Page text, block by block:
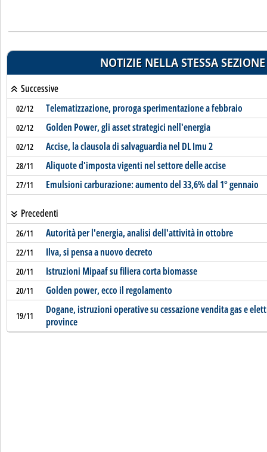
NOTIZIE NELLA STESSA SEZIONE
Successive
02/12 Telematizzazione, proroga sperimentazione a febbraio
02/12 Golden Power, gli asset strategici nell'energia
02/12 Accise, la clausola di salvaguardia nel DL Imu 2
28/11 Aliquote d'imposta vigenti nel settore delle accise
27/11 Emulsioni carburazione: aumento del 33,6% dal 1° gennaio
Precedenti
26/11 Autorità per l'energia, analisi dell'attività in ottobre
22/11 Ilva, si pensa a nuovo decreto
20/11 Istruzioni Mipaaf su filiera corta biomasse
20/11 Golden power, ecco il regolamento
19/11
Dogane, istruzioni operative su cessazione vendita gas e
province